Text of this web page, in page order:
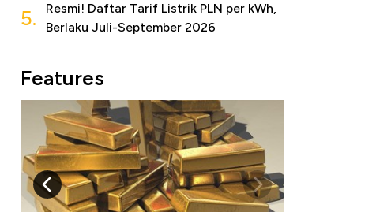
5.
Resmi! Daftar Tarif Listrik PLN per kWh,
Berlaku Juli-September 2026
Features